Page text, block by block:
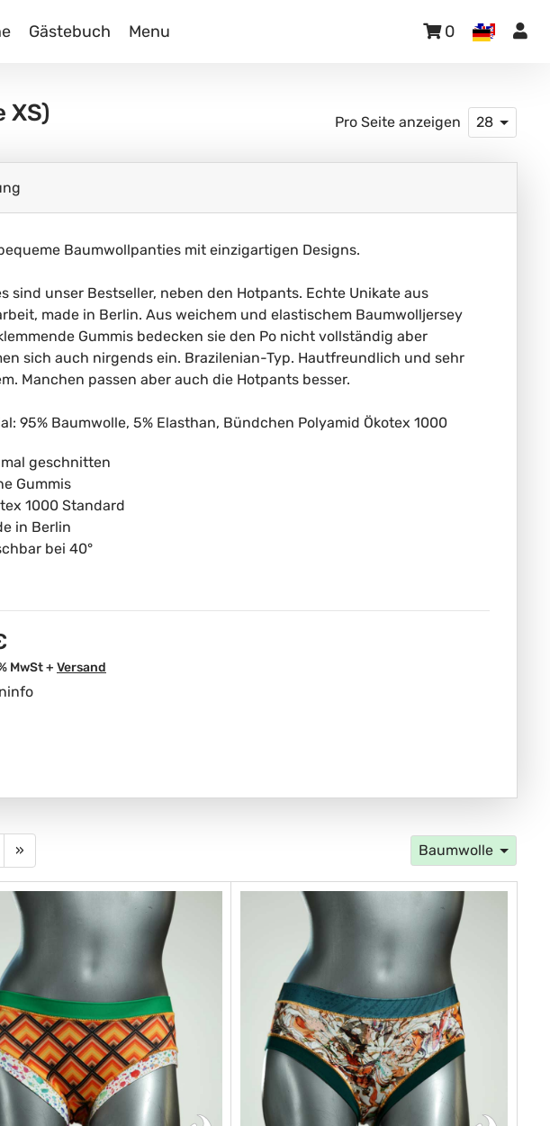
Gästebuch Menu 0
XS) Pro Seite anzeigen 28
Baumwollpanties mit einzigartigen Designs.
sind unser Bestseller, neben den Hotpants. Echte Unikate aus
made in Berlin. Aus weichem und elastischem Baumwolljersey
Gummis bedecken sie den Po nicht vollständig aber
sich auch nirgends ein. Brazilenian-Typ. Hautfreundlich und sehr
Manchen passen aber auch die Hotpants besser.
95% Baumwolle, 5% Elasthan, Bündchen Polyamid Ökotex 1000
geschnitten
Gummis
1000 Standard
in Berlin
bei 40°
MwSt + Versand
» Baumwolle